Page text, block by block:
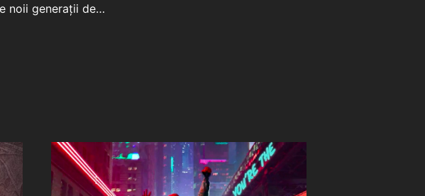
noii generații de…